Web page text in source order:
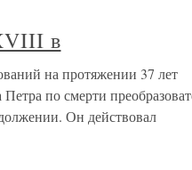
в
на протяжении 37 лет
Петра по смерти
Он действовал